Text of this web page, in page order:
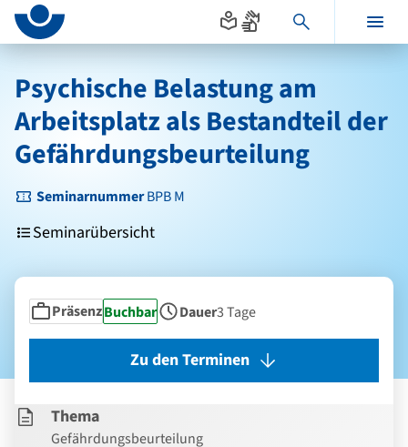
Seitenanfang
zum
Inhalt
zur
Navigation
im
Fußbereich
Hauptinhalt
Psychische Belastung am
Arbeitsplatz als Bestandteil der
Gefährdungsbeurteilung
SeminarnummerBPB M
Seminarübersicht
Seminarform
PräsenzStatus
Buchbar Dauer3 Tage
Zu den Terminen
Thema
Gefährdungsbeurteilung